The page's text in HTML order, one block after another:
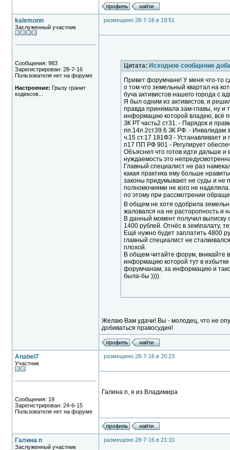
kalemonn
Заслуженный участник
Сообщения: 983
Зарегистрирован: 28-7-16
Пользователя нет на форуме
Настроение: Грызу гранит
кодексов...
размещено 28-7-16 в 19:51
Цитата: Исходное сообщение
Привет форумчане! У меня что-то
о том что земельный квартал на
буча активистов нашего города с
Я был одним из активистов, и
правда принимала зам-главы, ну и
информацию которой владею, всё
ЗК РТ часть2 ст31. - Парядок и
пп.14п.2ст39.6 ЗК РФ. - Инвалидам
ч.15 ст.17 181ФЗ - Устанавливает и
п17 ПП РФ 901 - Регулирует
Объяснил что готов идти дальше и
нуждаемость это
Главный специалист не раз
какая практика ему больше
законы придумывают не суды и не
полномочиями не кого не
по этому при рассмотрении
В общем не хотя одобрила
жаловался на не расторопность и
В данный момент получил выписку
1400 рублей. Отнёс в зем\палату,
Ещё нужно будет заплатить 4800
главный специалист не
плохой.
В общем читайте форум, вникайте
информацию которой тут в
форумчанам, за информацию и
была-бы )))).
Желаю Вам удачи! Вы - молодец, что не
добиваться правосудия!
Anabel7
Участник
Сообщения: 19
Зарегистрирован: 24-6-15
Пользователя нет на форуме
размещено 28-7-16 в 20:23
Галина п, я из Владимира
Галина п
Заслуженный участник
размещено 28-7-16 в 21:10